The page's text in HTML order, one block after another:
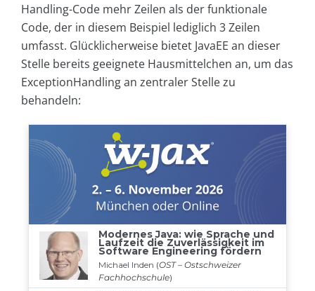
Handling-Code mehr Zeilen als der funktionale
Code, der in diesem Beispiel lediglich 3 Zeilen
umfasst. Glücklicherweise bietet JavaEE an dieser
Stelle bereits geeignete Hausmittelchen an, um das
ExceptionHandling an zentraler Stelle zu
behandeln: